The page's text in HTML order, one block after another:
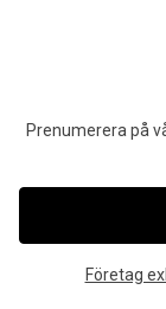
Prenumerera på
Företag